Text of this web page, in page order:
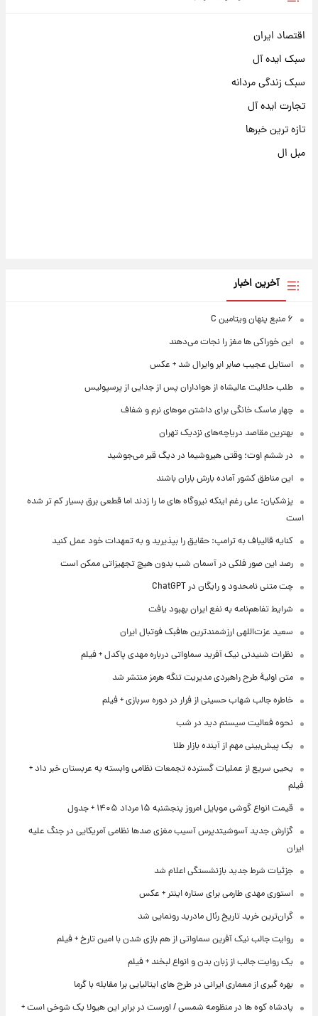
اقتصاد ایران
سبک ایده آل
سبک زندگی مردانه
تجارت ایده آل
تازه ترین خبرها
مبل ال
آخرین اخبار
۶ منبع پنهان ویتامین C
این خوراکی ها مغز را نجات می‌دهند
استایل عجیب صابر ابر وایرال شد + عکس
طلب حلالیت عالیشاه از هواداران پس از جدایی از پرسپولیس
چهار ماسک خانگی برای داشتن موهای نرم و شفاف
بهترین مقاصد دریاچه‌های نزدیک تهران
در ششم اوت؛ وقتی هیروشیما در دیگ قیر می‌جوشید
این مناطق کشور آماده بارش باران باشند
پزشکیان: علی رغم اینکه نیروگاه های ما را زدند اما قطعی برق بسیار کم تر شده
است
کنایه قالیباف به ترامپ: حقایق را بپذیرید و به تعهدات خود عمل کنید
رصد این صور فلکی در آسمان شب بدون هیچ تجهیزاتی ممکن است
چت متنی نامحدود و رایگان در ChatGPT
شرایط تفاهم‌نامه به نفع ایران بهبود یافت
سعید عزت‌اللهی ارزشمندترین هافبک فوتبال ایران
نظرات شنیدنی نیک آفرید سماواتی درباره مهدی پاکدل + فیلم
متن اولیۀ طرح راهبردی مدیریت تنگه هرمز منتشر شد
خاطره جالب شهاب حسینی از فرار در دوره سربازی + فیلم
نحوه فعالیت سیستم دید در شب
یک پیش‌بینی مهم از آینده بازار طلا
یحیی سریع از عملیات گسترده تجمعات نظامی وابسته به عربستان خبر داد +
فیلم
قیمت انواع گوشی موبایل امروز پنجشنبه ۱۵ مرداد ۱۴۰۵ + جدول
گزارش جدید آسوشیتدپرس آسیب مغزی صدها نظامی آمریکایی در جنگ علیه
ایران
جزئیات شرط جدید بازنشستگی اعلام شد
استوری مهدی طارمی برای ستاره اینتر + عکس
گران‌ترین خرید تاریخ رئال مادرید رونمایی شد
روایت جالب نیک آفرین سماواتی از هم بازی شدن با امین تارخ + فیلم
یک روایت جالب از زبان بدن و انواع لبخند + فیلم
بهره گیری از معماری ایرانی در طرح های ایتالیایی برا مقابله با گرما
پادشاه کوه ها در منظومه شمسی / اورست در برابر این هیولا یک شوخی است +